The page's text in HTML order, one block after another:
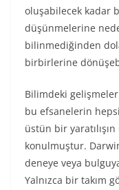
oluşabilecek kadar
düşünmelerine
bilinmediğinden
birbirlerine
Bilimdeki
bu efsanelerin hepsi
üstün bir
konulmuştur.
deneye veya
Yalnızca bir takım